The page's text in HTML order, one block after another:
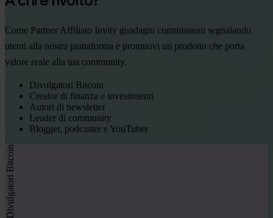
Come Partner Affiliato Invity guadagni commissioni segnalando
utenti alla nostra piattaforma e promuovi un prodotto che porta
valore reale alla tua community.
Divulgatori Bitcoin
Creator di finanza e investimenti
Autori di newsletter
Leader di community
Blogger, podcaster e YouTuber
Divulgatori Bitcoin